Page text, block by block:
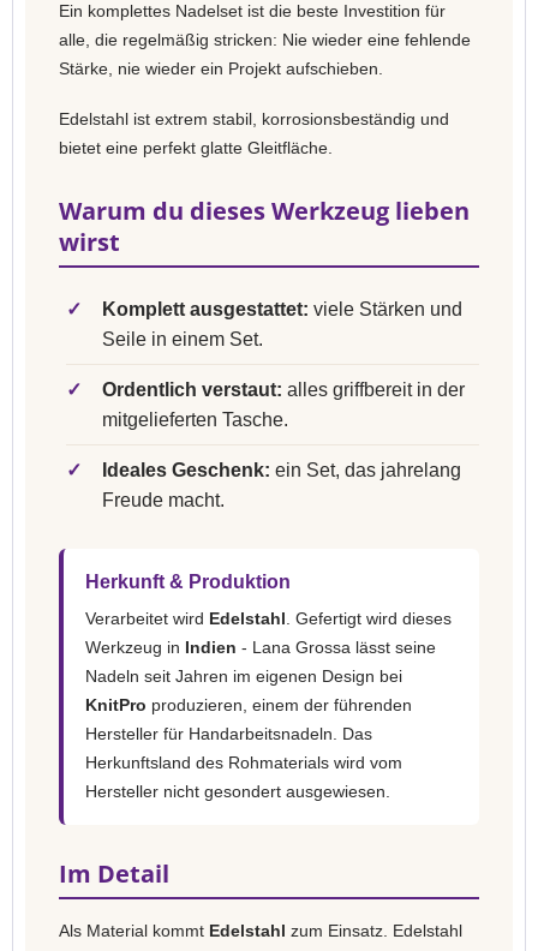
Ein komplettes Nadelset ist die beste Investition für
alle, die regelmäßig stricken: Nie wieder eine fehlende
Stärke, nie wieder ein Projekt aufschieben.
Edelstahl ist extrem stabil, korrosionsbeständig und
bietet eine perfekt glatte Gleitfläche.
Warum du dieses Werkzeug lieben
wirst
✓ Komplett ausgestattet: viele Stärken und
Seile in einem Set.
✓ Ordentlich verstaut: alles griffbereit in der
mitgelieferten Tasche.
✓ Ideales Geschenk: ein Set, das jahrelang
Freude macht.
Herkunft & Produktion
Verarbeitet wird Edelstahl . Gefertigt wird dieses
Werkzeug in Indien - Lana Grossa lässt seine
Nadeln seit Jahren im eigenen Design bei
KnitPro produzieren, einem der führenden
Hersteller für Handarbeitsnadeln. Das
Herkunftsland des Rohmaterials wird vom
Hersteller nicht gesondert ausgewiesen.
Im Detail
Als Material kommt Edelstahl zum Einsatz. Edelstahl